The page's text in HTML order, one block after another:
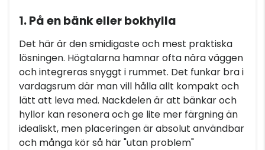
1. På en bänk eller bokhylla
Det här är den smidigaste och mest praktiska
lösningen. Högtalarna hamnar ofta nära väggen
och integreras snyggt i rummet. Det funkar bra i
vardagsrum där man vill hålla allt kompakt och
lätt att leva med. Nackdelen är att bänkar och
hyllor kan resonera och ge lite mer färgning än
idealiskt, men placeringen är absolut användbar
och många kör så här "utan problem"